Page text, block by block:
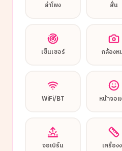
ลำโพง สั่น
เซ็นเซอร์ กล้องห
WiFi/BT หน้าจอ
จอเบิร์น เครื่อง